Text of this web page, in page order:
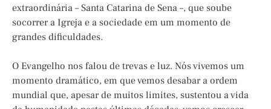
extraordinária – Santa Catarina de Sena –, que soube
socorrer a Igreja e a sociedade em um momento de
grandes dificuldades.
O Evangelho nos falou de trevas e luz. Nós vivemos um
momento dramático, em que vemos desabar a ordem
mundial que, apesar de muitos limites, sustentou a vida